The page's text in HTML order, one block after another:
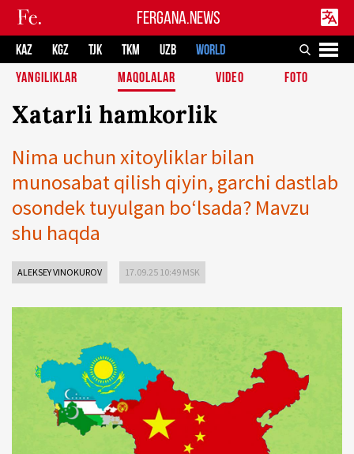
FERGANA.NEWS
KAZ KGZ TJK TKM UZB
WORLD
YANGILIKLAR
MAQOLALAR VIDEO FOTO
Xatarli hamkorlik
Nima uchun xitoyliklar bilan
munosabat qilish qiyin, garchi dastlab
osondek tuyulgan bo‘lsada? Mavzu
shu haqda
ALEKSEY VINOKUROV 17.09.25 10:49 MSK